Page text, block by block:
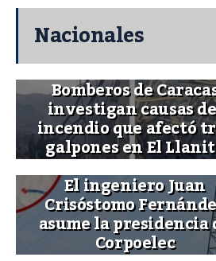
Nacionales
Bomberos de
investigan causas
incendio que afectó
galpones en El
El ingeniero Juan
Crisóstomo
asume la presidencia
Corpoelec